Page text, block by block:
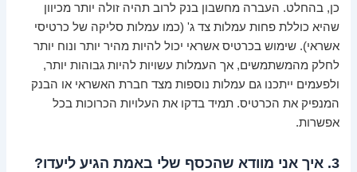
כן, בהחלט. העברה מחשבון בנק לרוב תהיה זולה יותר מכיוון
שהיא כוללת פחות עמלות צד ג' (כמו עמלות סליקה של כרטיסי
אשראי). שימוש בכרטיס אשראי יכול להיות מהיר יותר ונוח יותר
לחלק מהמשתמשים, אך העמלות עשויות להיות גבוהות יותר,
ולפעמים ייתכנו גם עמלות נוספות מצד חברת האשראי או הבנק
המנפיק את הכרטיס. תמיד בדקו את העלויות הכרוכות בכל
אפשרות.
3. איך אני מוודא שהכסף שלי באמת הגיע ליעדו?